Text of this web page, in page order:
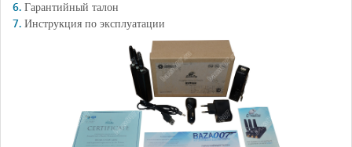
Гарантийный талон
Инструкция по эксплуатации